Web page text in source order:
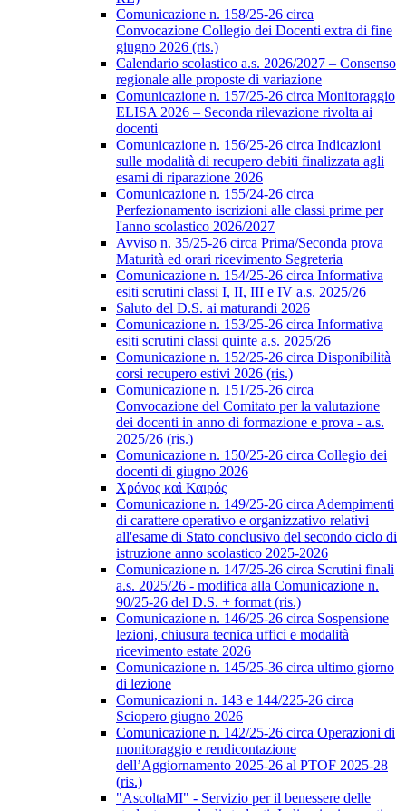
Comunicazione n. 158/25-26 circa
Convocazione Collegio dei Docenti extra di fine
giugno 2026 (ris.)
Calendario scolastico a.s. 2026/2027 – Consenso
regionale alle proposte di variazione
Comunicazione n. 157/25-26 circa Monitoraggio
ELISA 2026 – Seconda rilevazione rivolta ai
docenti
Comunicazione n. 156/25-26 circa Indicazioni
sulle modalità di recupero debiti finalizzata agli
esami di riparazione 2026
Comunicazione n. 155/24-26 circa
Perfezionamento iscrizioni alle classi prime per
l'anno scolastico 2026/2027
Avviso n. 35/25-26 circa Prima/Seconda prova
Maturità ed orari ricevimento Segreteria
Comunicazione n. 154/25-26 circa Informativa
esiti scrutini classi I, II, III e IV a.s. 2025/26
Saluto del D.S. ai maturandi 2026
Comunicazione n. 153/25-26 circa Informativa
esiti scrutini classi quinte a.s. 2025/26
Comunicazione n. 152/25-26 circa Disponibilità
corsi recupero estivi 2026 (ris.)
Comunicazione n. 151/25-26 circa
Convocazione del Comitato per la valutazione
dei docenti in anno di formazione e prova - a.s.
2025/26 (ris.)
Comunicazione n. 150/25-26 circa Collegio dei
docenti di giugno 2026
Χρόνος καὶ Καιρός
Comunicazione n. 149/25-26 circa Adempimenti
di carattere operativo e organizzativo relativi
all'esame di Stato conclusivo del secondo ciclo di
istruzione anno scolastico 2025-2026
Comunicazione n. 147/25-26 circa Scrutini finali
a.s. 2025/26 - modifica alla Comunicazione n.
90/25-26 del D.S. + format (ris.)
Comunicazione n. 146/25-26 circa Sospensione
lezioni, chiusura tecnica uffici e modalità
ricevimento estate 2026
Comunicazione n. 145/25-36 circa ultimo giorno
di lezione
Comunicazioni n. 143 e 144/225-26 circa
Sciopero giugno 2026
Comunicazione n. 142/25-26 circa Operazioni di
monitoraggio e rendicontazione
dell’Aggiornamento 2025-26 al PTOF 2025-28
(ris.)
"AscoltaMI" - Servizio per il benessere delle